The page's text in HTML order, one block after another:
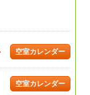
空室カレンダー
空室カレンダー